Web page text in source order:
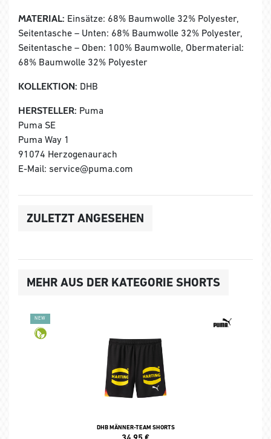
MATERIAL: Einsätze: 68% Baumwolle 32% Polyester,
Seitentasche – Unten: 68% Baumwolle 32% Polyester,
Seitentasche – Oben: 100% Baumwolle, Obermaterial:
68% Baumwolle 32% Polyester
KOLLEKTION: DHB
HERSTELLER: Puma
Puma SE
Puma Way 1
91074 Herzogenaurach
E-Mail: service@puma.com
ZULETZT ANGESEHEN
MEHR AUS DER KATEGORIE SHORTS
NEW
DHB MÄNNER-TEAM SHORTS